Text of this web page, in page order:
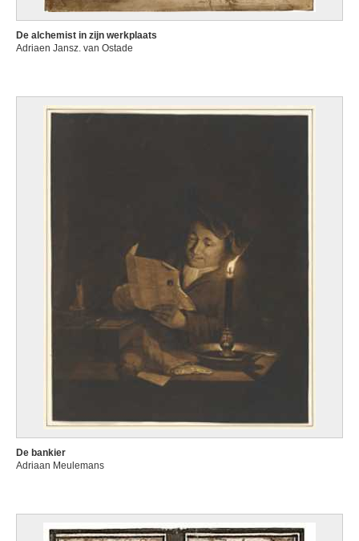
De alchemist in zijn werkplaats
Adriaen Jansz. van Ostade
De bankier
Adriaan Meulemans